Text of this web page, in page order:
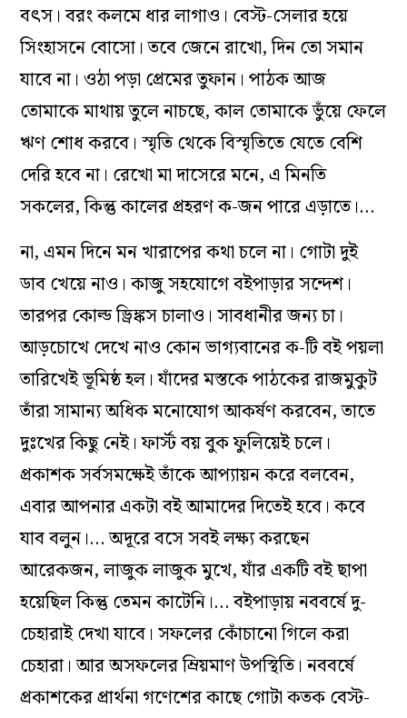
বৎস। বরং কলমে ধার লাগাও। বেস্ট-সেলার হয়ে
সিংহাসনে বোসো। তবে জেনে রাখো, দিন তো সমান
যাবে না। ওঠা পড়া প্রেমের তুফান। পাঠক আজ
তোমাকে মাথায় তুলে নাচছে, কাল তোমাকে ভুঁয়ে ফেলে
ঋণ শোধ করবে। স্মৃতি থেকে বিস্মৃতিতে যেতে বেশি
দেরি হবে না। রেখো মা দাসেরে মনে, এ মিনতি
সকলের, কিন্তু কালের প্রহরণ ক-জন পারে এড়াতে।…
না, এমন দিনে মন খারাপের কথা চলে না। গোটা দুই
ডাব খেয়ে নাও। কাজু সহযোগে বইপাড়ার সন্দেশ।
তারপর কোল্ড ড্রিঙ্কস চালাও। সাবধানীর জন্য চা।
আড়চোখে দেখে নাও কোন ভাগ্যবানের ক-টি বই পয়লা
তারিখেই ভূমিষ্ঠ হল। যাঁদের মস্তকে পাঠকের রাজমুকুট
তাঁরা সামান্য অধিক মনোযোগ আকর্ষণ করবেন, তাতে
দুঃখের কিছু নেই। ফার্স্ট বয় বুক ফুলিয়েই চলে।
প্রকাশক সর্বসমক্ষেই তাঁকে আপ্যায়ন করে বলবেন,
এবার আপনার একটা বই আমাদের দিতেই হবে। কবে
যাব বলুন।… অদূরে বসে সবই লক্ষ্য করছেন
আরেকজন, লাজুক লাজুক মুখে, যাঁর একটি বই ছাপা
হয়েছিল কিন্তু তেমন কাটেনি।… বইপাড়ায় নববর্ষে দু-
চেহারাই দেখা যাবে। সফলের কোঁচানো গিলে করা
চেহারা। আর অসফলের ম্রিয়মাণ উপস্থিতি। নববর্ষে
প্রকাশকের প্রার্থনা গণেশের কাছে গোটা কতক বেস্ট-